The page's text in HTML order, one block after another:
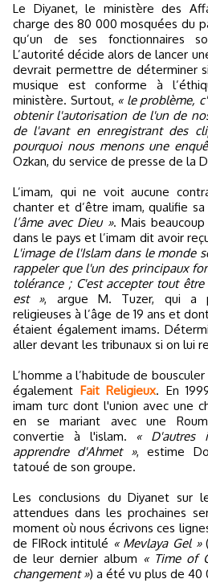
Le Diyanet, le ministère des
charge des 80 000 mosquées du
qu’un de ses fonctionnaires
L’autorité décide alors de lancer
devrait permettre de déterminer
musique est conforme à
ministère. Surtout, « le problème,
obtenir l'autorisation de l'un de
de l'avant en enregistrant des
pourquoi nous menons une
Ozkan, du service de presse de la
L’imam, qui ne voit aucune
chanter et d’être imam, qualifie
l’âme avec Dieu ». Mais
dans le pays et l’imam dit avoir
L'image de l'Islam dans le monde
rappeler que l'un des principaux
tolérance ; C'est accepter tout
est », argue M. Tuzer, qui a
religieuses à l’âge de 19 ans et
étaient également imams.
aller devant les tribunaux si on lui
L’homme a l’habitude de
également Fait Religieux. En
imam turc dont l'union avec une
en se mariant avec une
convertie à l'islam. « D'autres
apprendre d'Ahmet », estime
tatoué de son groupe.
Les conclusions du Diyanet sur
attendues dans les prochaines
moment où nous écrivons ces
de FIRock intitulé « Mevlaya Gel »(
de leur dernier album « Time of
changement ») a été vu plus de 40